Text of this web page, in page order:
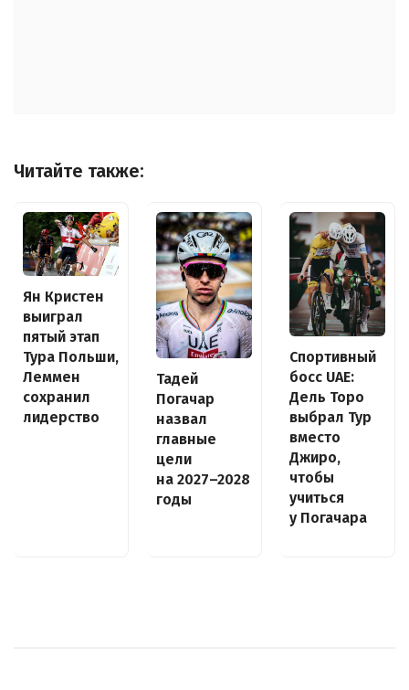
Читайте также:
Ян Кристен
выиграл
пятый этап
Тура Польши,
Леммен
сохранил
лидерство
Тадей
Погачар
назвал
главные
цели
на 2027–2028
годы
Спортивный
босс UAE:
Дель Торо
выбрал Тур
вместо
Джиро,
чтобы
учиться
у Погачара